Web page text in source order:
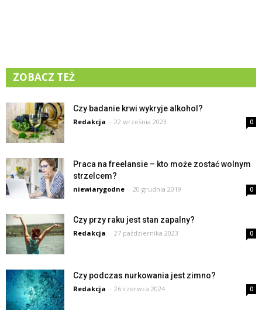
ZOBACZ TEŻ
Czy badanie krwi wykryje alkohol?
Redakcja - 22 września 2023 0
Praca na freelansie – kto może zostać wolnym
strzelcem?
niewiarygodne - 20 grudnia 2019 0
Czy przy raku jest stan zapalny?
Redakcja - 27 października 2023 0
Czy podczas nurkowania jest zimno?
Redakcja - 26 czerwca 2024 0